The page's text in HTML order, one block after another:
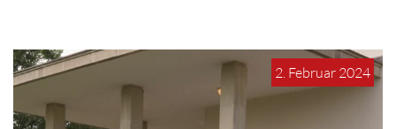
2. Februar 2024